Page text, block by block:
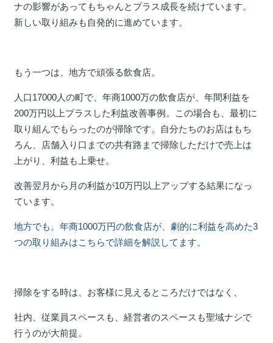
ナの影響があってもちゃんとプラス成長を続けています。
新しい取り組みも自発的に進めています。
もう一つは、地方で頑張る飲食店。
人口17000人の町で、年商1000万の飲食店が、年間利益を
200万円以上プラスした利益改善事例。この場合も、最初に
取り組んでもらったのが掃除です。自分たちのお店はもち
ろん、店舗入り口までの共有路まで掃除しただけで売上は
上がり、利益も上乗せ。
改善翌月から月の利益が10万円以上アップする結果になっ
ています。
地方でも。年商1000万円の飲食店が、劇的に利益を高めた3
つの取り組みはこちらで詳細を解説してます。
掃除をする時は、お客様に見えるところだけではなく、
社内、従業員スペースも、経営者のスペースも聖域ナシで
行うのが大前提。